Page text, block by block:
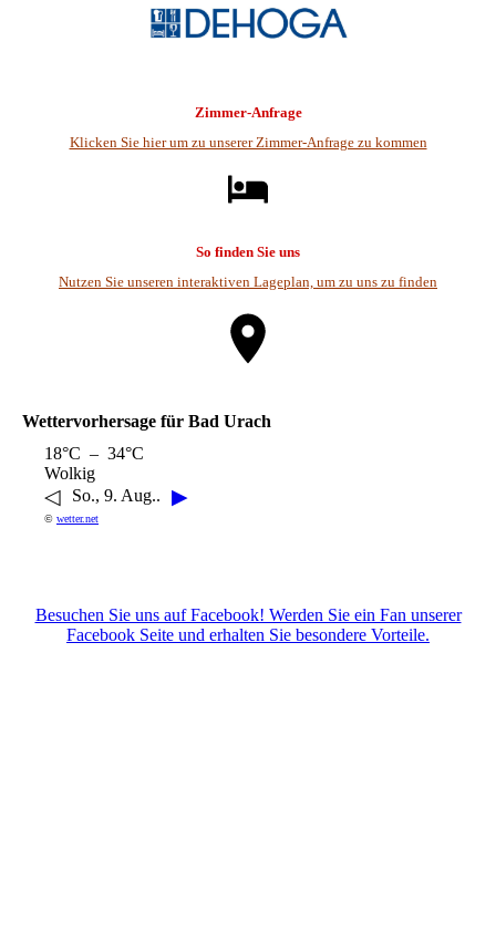
Zimmer-Anfrage
Klicken Sie hier um zu unserer Zimmer-Anfrage zu kommen
So finden Sie uns
Nutzen Sie unseren interaktiven La­ge­plan, um zu uns zu finden
Wettervorhersage für Bad Urach
18°C – 34°C
Wolkig
◁ So., 9. Aug.. ▶
© wetter.net
Besuchen Sie uns auf Facebook! Werden Sie ein Fan unserer
Facebook Seite und erhalten Sie besondere Vorteile.